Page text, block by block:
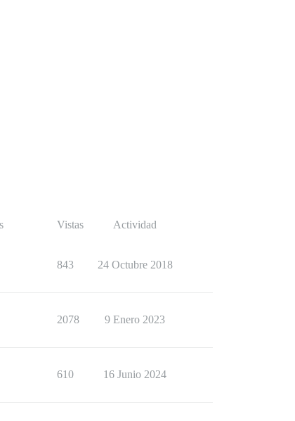
Vistas Actividad
843 24 Octubre 2018
2078 9 Enero 2023
610 16 Junio 2024